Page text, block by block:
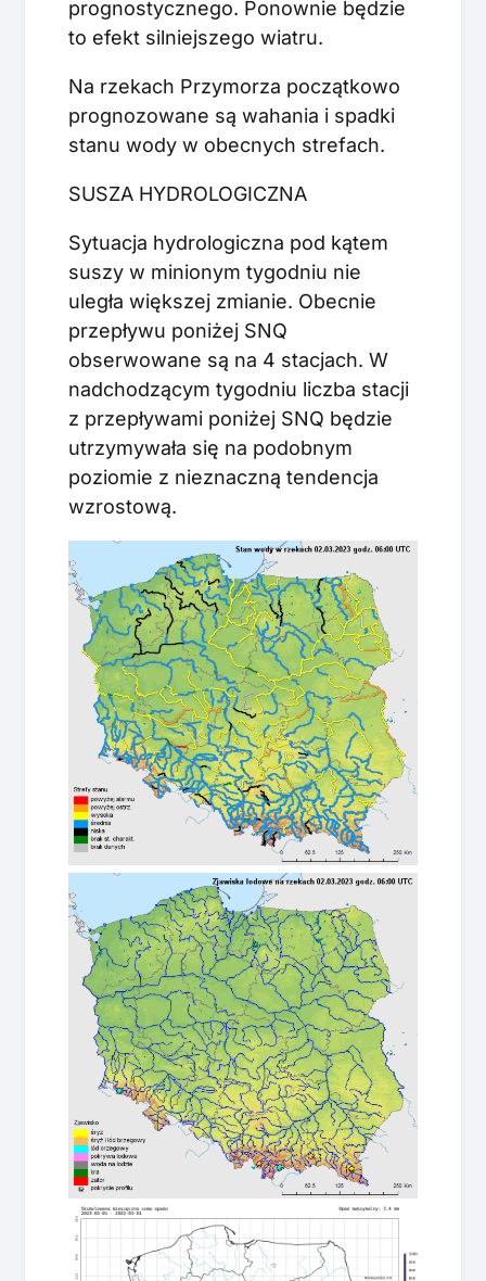
prognostycznego. Ponownie będzie
to efekt silniejszego wiatru.
Na rzekach Przymorza początkowo
prognozowane są wahania i spadki
stanu wody w obecnych strefach.
SUSZA HYDROLOGICZNA
Sytuacja hydrologiczna pod kątem
suszy w minionym tygodniu nie
uległa większej zmianie. Obecnie
przepływu poniżej SNQ
obserwowane są na 4 stacjach. W
nadchodzącym tygodniu liczba stacji
z przepływami poniżej SNQ będzie
utrzymywała się na podobnym
poziomie z nieznaczną tendencja
wzrostową.